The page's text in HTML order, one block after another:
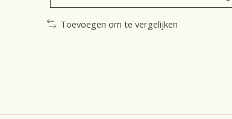
Toevoegen om te vergelijken